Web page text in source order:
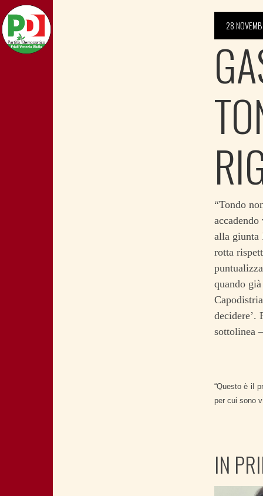
28
“Tondo
alla giunta
rotta
quando
decidere’.
sottolinea
“Questo è il
per cui sono
IN